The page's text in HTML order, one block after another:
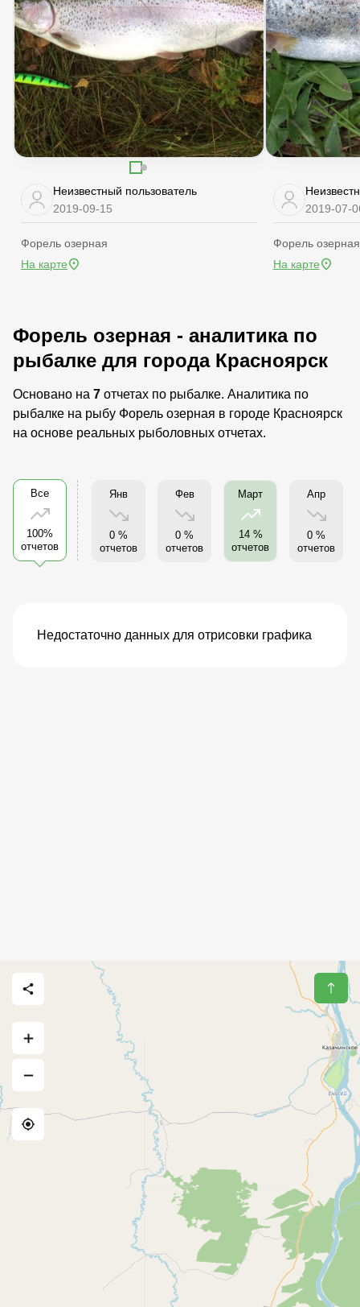
Неизвестный пользователь
2019-09-15
Форель озерная
На карте
2019-07-
Форель озерная
На карте
Форель озерная - аналитика по
рыбалке для города Красноярск
Основано на 7 отчетах по рыбалке. Аналитика по
рыбалке на рыбу Форель озерная в городе Красноярск
на основе реальных рыболовных отчетах.
Все
100%
отчетов
Янв
0 %
отчетов
Фев
0 %
отчетов
Март
14 %
отчетов
Апр
0 %
отчетов
Недостаточно данных для отрисовки графика